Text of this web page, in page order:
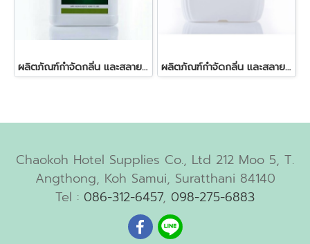
ผลิตภัณฑ์กำจัดกลิ่น และสลายกากสิ่งปฎิกูลในบ่อเกรอะ 1 ลิตร ผลิตภัณฑ์กำจัดกลิ่น และสลายกากสิ่งปฎิกูลในบ่อเกรอะ
Chaokoh Hotel Supplies Co., Ltd 212 Moo 5, T.
Angthong, Koh Samui, Suratthani 84140
Tel : 086-312-6457, 098-275-6883